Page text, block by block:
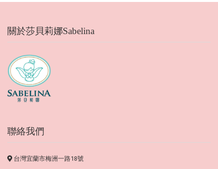
關於莎貝莉娜Sabelina
聯絡我們
台灣宜蘭市梅洲一路18號